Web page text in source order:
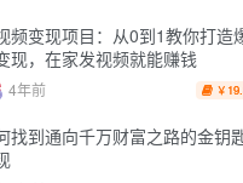
频变现项目：从0到1教你打造
现，在家发视频就能赚钱
4年前 ￥
找到通向千万财富之路的金钥